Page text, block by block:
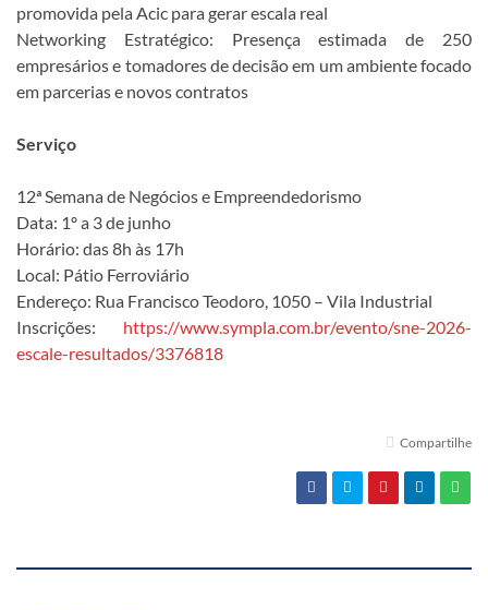
promovida pela Acic para gerar escala real
Networking Estratégico: Presença estimada de 250
empresários e tomadores de decisão em um ambiente focado
em parcerias e novos contratos
Serviço
12ª Semana de Negócios e Empreendedorismo
Data: 1º a 3 de junho
Horário: das 8h às 17h
Local: Pátio Ferroviário
Endereço: Rua Francisco Teodoro, 1050 – Vila Industrial
Inscrições: https://www.sympla.com.br/evento/sne-2026-
escale-resultados/3376818
Compartilhe